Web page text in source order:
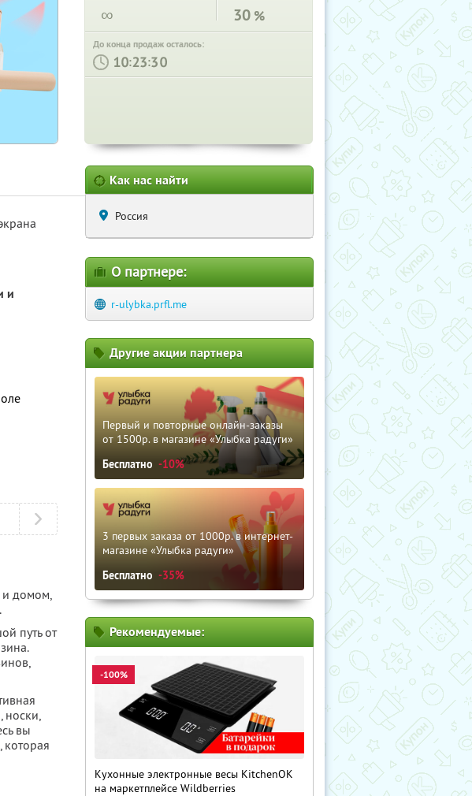
∞ 30 %
До конца продаж осталось:
: :
и
и домом,
путь от
носки,
вы
Как нас найти
Россия
О партнере:
r-ulybka.prfl.me
Другие акции партнера
Первый и повторные онлайн-заказы
от 1500р. в магазине «Улыбка радуги»
Бесплатно -10%
3 первых заказа от 1000р. в интернет-
магазине «Улыбка радуги»
Бесплатно -35%
Рекомендуемые:
-100%
Кухонные электронные весы KitchenOK
на маркетплейсе Wildberries